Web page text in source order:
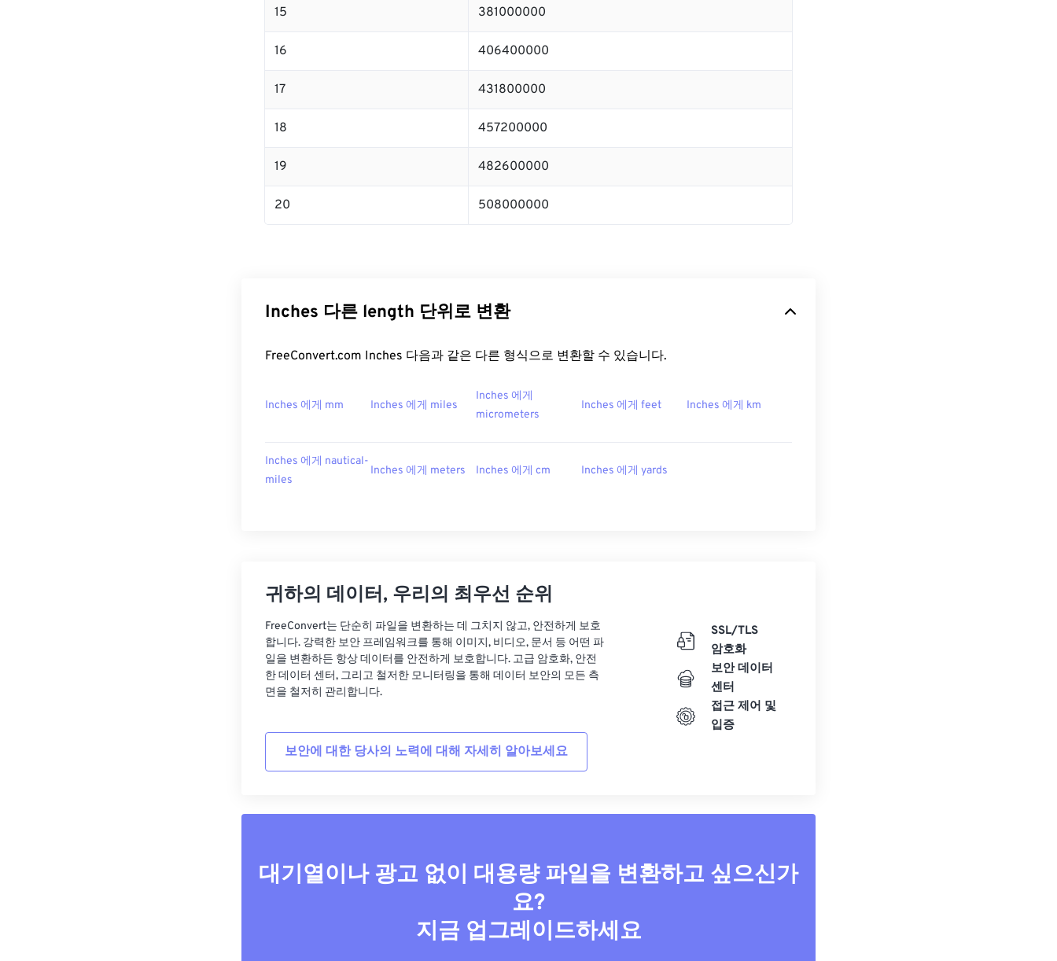
15 381000000
16 406400000
17 431800000
18 457200000
19 482600000
20 508000000
Inches 다른 length 단위로 변환
FreeConvert.com Inches 다음과 같은 다른 형식으로 변환할 수 있습니다.
Inches 에게 mm Inches 에게 miles
Inches 에게
micrometers
Inches 에게 feet Inches 에게 km
Inches 에게 nautical-
miles
Inches 에게 meters Inches 에게 cm Inches 에게 yards
귀하의 데이터, 우리의 최우선 순위
FreeConvert는 단순히 파일을 변환하는 데 그치지 않고, 안전하게 보호
합니다. 강력한 보안 프레임워크를 통해 이미지, 비디오, 문서 등 어떤 파
일을 변환하든 항상 데이터를 안전하게 보호합니다. 고급 암호화, 안전
한 데이터 센터, 그리고 철저한 모니터링을 통해 데이터 보안의 모든 측
면을 철저히 관리합니다.
보안에 대한 당사의 노력에 대해 자세히 알아보세요
SSL/TLS
암호화
보안 데이터
센터
접근 제어 및
입증
대기열이나 광고 없이 대용량 파일을 변환하고 싶으신가
요?
지금 업그레이드하세요